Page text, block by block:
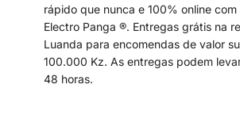
rápido que nunca e 100% online com
Electro Panga ®. Entregas grátis na
Luanda para encomendas de valor
100.000 Kz. As entregas podem
48 horas.